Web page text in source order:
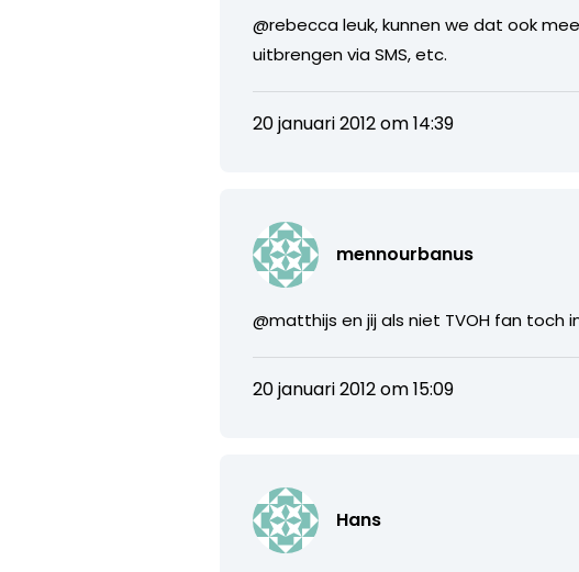
@rebecca leuk, kunnen we dat ook
uitbrengen via SMS, etc.
20 januari 2012 om 14:39
mennourbanus
@matthijs en jij als niet TVOH fan toch
20 januari 2012 om 15:09
Hans